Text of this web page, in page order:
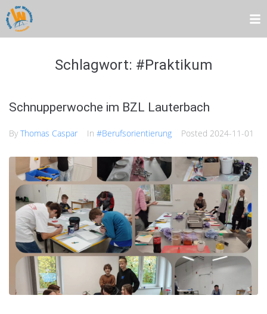
Schlagwort: #Praktikum
Schnupperwoche im BZL Lauterbach
By Thomas Caspar In #Berufsorientierung Posted 2024-11-01